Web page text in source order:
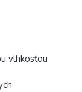
vlhkosťou